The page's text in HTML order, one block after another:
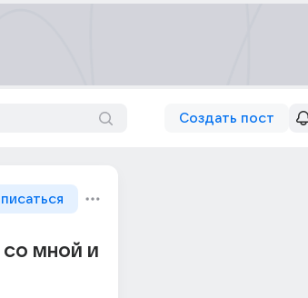
Создать пост
мной и